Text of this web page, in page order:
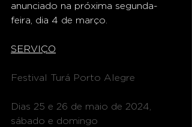
anunciado na próxima segunda-
feira, dia 4 de março.
SERVIÇO
Festival Turá Porto Alegre
Dias 25 e 26 de maio de 2024,
sábado e domingo